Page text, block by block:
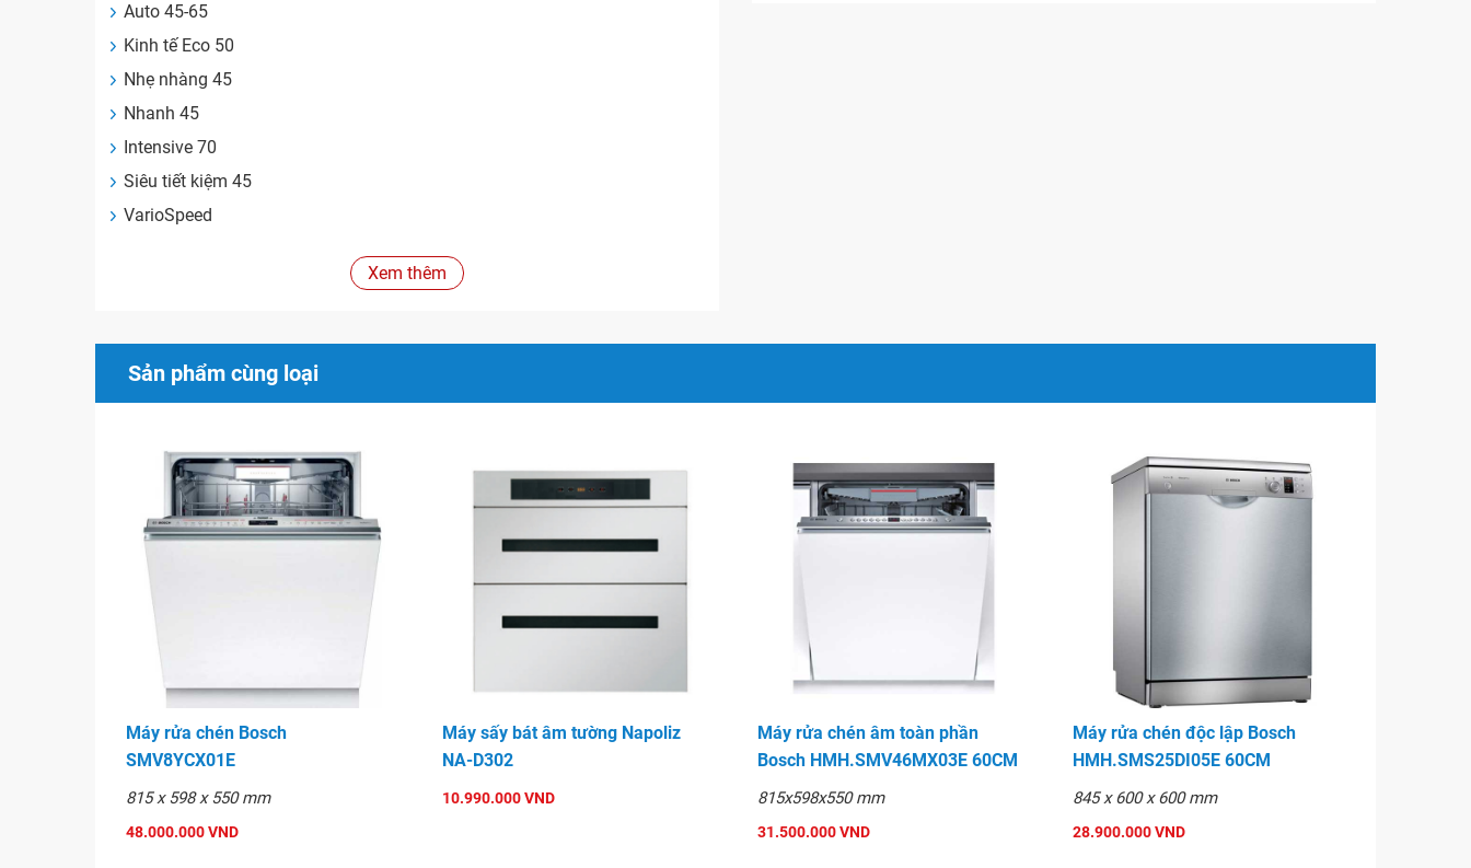
Auto 45-65
Kinh tế Eco 50
Nhẹ nhàng 45
Nhanh 45
Intensive 70
Siêu tiết kiệm 45
VarioSpeed
Intensive Zone cho đồ rất bẩn
* Active Water Hydrauliksystem
* Beladungs Sensor (Nhận dạng lượng)
* Glasschutz Technik (Bảo vệ thủy tinh)
* Khóa trẻ em
* Lắp âm
* Thời gian lựa chọn trước đến 24h
Xuất xứ
Sản xuất tại :CHLB Đức
Xem thêm
Sản phẩm cùng loại
Máy rửa chén Bosch
SMV8YCX01E
815 x 598 x 550 mm
48.000.000 VND
Máy sấy bát âm tường Napoliz
NA-D302
10.990.000 VND
Máy rửa chén âm toàn phần
Bosch HMH.SMV46MX03E 60CM
815x598x550 mm
31.500.000 VND
Máy rửa chén độc lập Bosch
HMH.SMS25DI05E 60CM
845 x 600 x 600 mm
28.900.000 VND